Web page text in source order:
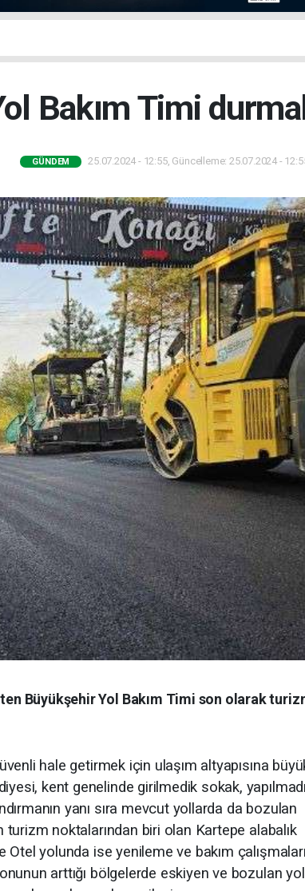
Bakım Timi
GÜNDEM 25.07.2024 - 12:55, Güncelleme: 25.07.2024 -
Büyükşehir Yol Bakım Timi son olarak
hale getirmek için ulaşım altyapısına
kent genelinde girilmedik sokak,
yanı sıra mevcut yollarda da bozulan
noktalarından biri olan Kartepe alabalık
yolunda ise yenileme ve bakım çalışmaları
arttığı bölgelerde eskiyen ve bozulan